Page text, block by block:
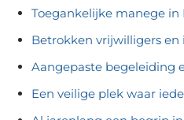
Toegankelijke manege in
Betrokken vrijwilligers en
Aangepaste begeleiding
Een veilige plek waar